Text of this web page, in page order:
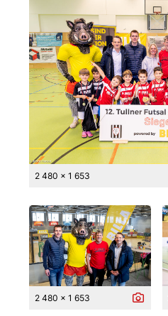
2 480 x 1 653
2 480 x 1 653